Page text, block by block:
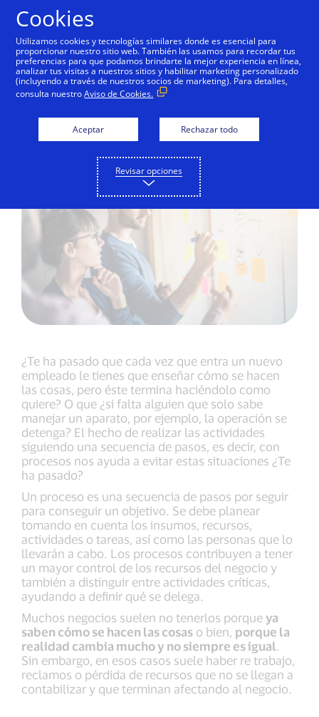
EDUCACIÓN DIGITAL
Haz que los procesos
funcionen en tu negocio
¿Te ha pasado que cada vez que entra un nuevo
empleado le tienes que enseñar cómo se hacen
las cosas, pero éste termina haciéndolo como
quiere? O que ¿si falta alguien que solo sabe
manejar un aparato, por ejemplo, la operación se
detenga? El hecho de realizar las actividades
siguiendo una secuencia de pasos, es decir, con
procesos nos ayuda a evitar estas situaciones ¿Te
ha pasado?
Un proceso es una secuencia de pasos por seguir
para conseguir un objetivo. Se debe planear
tomando en cuenta los insumos, recursos,
actividades o tareas, así como las personas que lo
llevarán a cabo. Los procesos contribuyen a tener
un mayor control de los recursos del negocio y
también a distinguir entre actividades críticas,
ayudando a definir qué se delega.
Muchos negocios suelen no tenerlos porque ya
saben cómo se hacen las cosas o bien, porque la
realidad cambia mucho y no siempre es igual.
Sin embargo, en esos casos suele haber re trabajo,
reclamos o pérdida de recursos que no se llegan a
contabilizar y que terminan afectando al negocio.
Cookies
Utilizamos cookies y tecnologías similares donde es esencial para
proporcionar nuestro sitio web. También las usamos para recordar tus
preferencias para que podamos brindarte la mejor experiencia en línea,
analizar tus visitas a nuestros sitios y habilitar marketing personalizado
(incluyendo a través de nuestros socios de marketing). Para detalles,
consulta nuestroAviso de Cookies.
Aceptar Rechazar todo
Revisar opciones